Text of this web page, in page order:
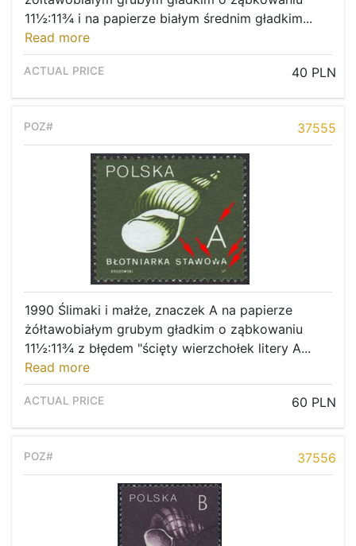
11½:11¾ i na papierze białym średnim gładkim...
Read more
40 PLN
37555
1990 Ślimaki i małże, znaczek A na papierze
żółtawobiałym grubym gładkim o ząbkowaniu
11½:11¾ z błędem "ścięty wierzchołek litery A...
Read more
60 PLN
37556